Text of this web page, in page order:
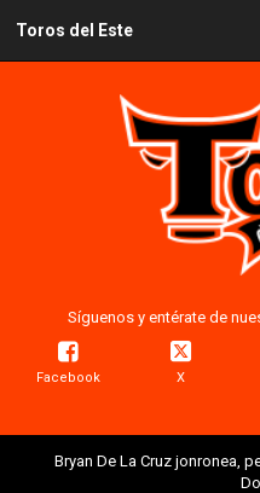
Toros del Este
Síguenos y entérate de
Facebook X
Bryan De La Cruz jonronea,